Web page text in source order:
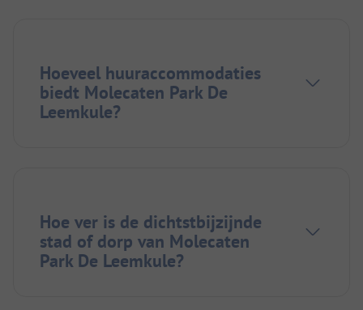
Hoeveel huuraccommodaties
biedt Molecaten Park De
Leemkule?
Hoe ver is de dichtstbijzijnde
stad of dorp van Molecaten
Park De Leemkule?